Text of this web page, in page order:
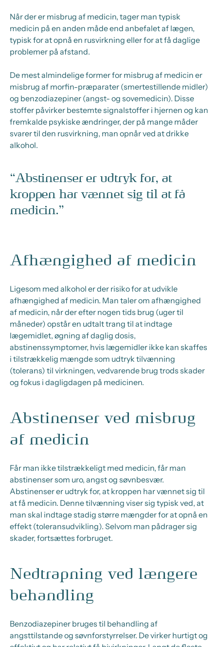
Når der er misbrug af medicin, tager man typisk
medicin på en anden måde end anbefalet af lægen,
typisk for at opnå en rusvirkning eller for at få daglige
problemer på afstand.
De mest almindelige former for misbrug af medicin er
misbrug af morfin-præparater (smertestillende midler)
og benzodiazepiner (angst- og sovemedicin). Disse
stoffer påvirker bestemte signalstoffer i hjernen og kan
fremkalde psykiske ændringer, der på mange måder
svarer til den rusvirkning, man opnår ved at drikke
alkohol.
Abstinenser er udtryk for, at
kroppen har vænnet sig til at få
medicin.
Afhængighed af medicin
Ligesom med alkohol er der risiko for at udvikle
afhængighed af medicin. Man taler om afhængighed
af medicin, når der efter nogen tids brug (uger til
måneder) opstår en udtalt trang til at indtage
lægemidlet, øgning af daglig dosis,
abstinenssymptomer, hvis lægemidler ikke kan skaffes
i tilstrækkelig mængde som udtryk tilvænning
(tolerans) til virkningen, vedvarende brug trods skader
og fokus i dagligdagen på medicinen.
Abstinenser ved misbrug
af medicin
Får man ikke tilstrækkeligt med medicin, får man
abstinenser som uro, angst og søvnbesvær.
Abstinenser er udtryk for, at kroppen har vænnet sig til
at få medicin. Denne tilvænning viser sig typisk ved, at
man skal indtage stadig større mængder for at opnå en
effekt (toleransudvikling). Selvom man pådrager sig
skader, fortsættes forbruget.
Nedtrapning ved længere
behandling
Benzodiazepiner bruges til behandling af
angsttilstande og søvnforstyrrelser. De virker hurtigt og